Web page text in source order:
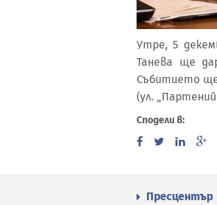
Утре, 5
Танева ще
Събитието ще
(ул.
Сподели в:
Пресцентър